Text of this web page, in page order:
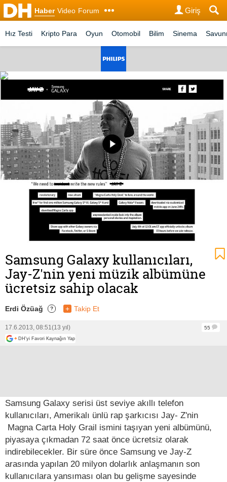
Haber Video Forum Giriş
Hız Testi Kripto Para Oyun Otomobil Bilim Sinema
Samsung Galaxy kullanıcıları,
Jay-Z'nin yeni müzik albümüne
ücretsiz sahip olacak
Erdi Özüağ ? + Takip Et
17.6.2013, 08:51(13 yıl)
55
+ DH'yi Favori Kaynağın Yap
Samsung Galaxy serisi üst seviye akıllı telefon
kullanıcıları, Amerikalı ünlü rap şarkıcısı Jay- Z'nin
Magna Carta Holy Grail ismini taşıyan yeni albümünü,
piyasaya çıkmadan 72 saat önce ücretsiz olarak
indirebilecekler. Bir süre önce Samsung ve Jay-Z
arasında yapılan 20 milyon dolarlık anlaşmanın son
kullanıcılara yansıması olan bu gelişme sayesinde